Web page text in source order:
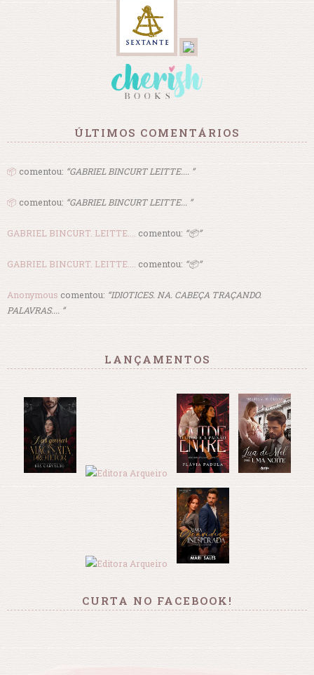
ÚLTIMOS COMENTÁRIOS
📦 comentou: “GABRIEL BINCURT LEITTE.... ”
📦 comentou: “GABRIEL BINCURT LEITTE... ”
GABRIEL BINCURT. LEITTE.... comentou: “📦”
GABRIEL BINCURT. LEITTE.... comentou: “📦”
Anonymous comentou: “IDIOTICES. NA. CABEÇA TRAÇANDO.
PALAVRAS.... ”
LANÇAMENTOS
CURTA NO FACEBOOK!